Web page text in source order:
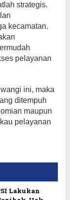
strategis.
kecamatan.
pelayanan
ini, maka
ditempuh
maupun
pelayanan
Lakukan